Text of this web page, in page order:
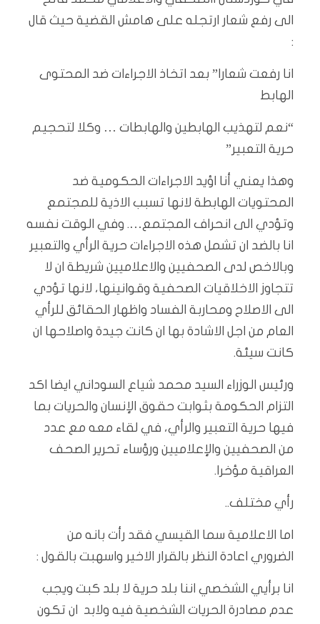
الى رفع شعار ارتجله على هامش القضية حيث قال
:
انا رفعت شعارا” بعد اتخاذ الاجراءات ضد المحتوى
الهابط
“نعم لتهذيب الهابطين والهابطات … وكلا لتحجيم
حرية التعبير”
وهذا يعني أنا اؤيد الاجراءات الحكومية ضد
المحتويات الهابطة لانها تسبب الاذية للمجتمع
وتؤدي الى انحراف المجتمع…. وفي الوقت نفسه
انا بالضد ان تشمل هذه الاجراءات حرية الرأي والتعبير
وبالاخص لدى الصحفيين والاعلاميين شريطة ان لا
تتجاوز الاخلاقيات الصحفية وقوانينها، لانها تؤدي
الى الاصلاح ومحاربة الفساد واظهار الحقائق للرأي
العام من اجل الاشادة بها ان كانت جيدة واصلاحها ان
كانت سيئة.
ورئيس الوزراء السيد محمد شياع السوداني ايضا اكد
التزام الحكومة بثوابت حقوق الإنسان والحريات بما
فيها حرية التعبير والرأي، في لقاء معه مع عدد
من الصحفيين والإعلاميين ورؤساء تحرير الصحف
العراقية مؤخرا.
رأي مختلف..
اما الاعلامية سما القيسي فقد رأت بانه من
الضروري اعادة النظر بالقرار الاخير واسهبت بالقول :
انا برأيي الشخصي اننا بلد حرية لا بلد كبت ويجب
عدم مصادرة الحريات الشخصية فيه ولابد ان تكون